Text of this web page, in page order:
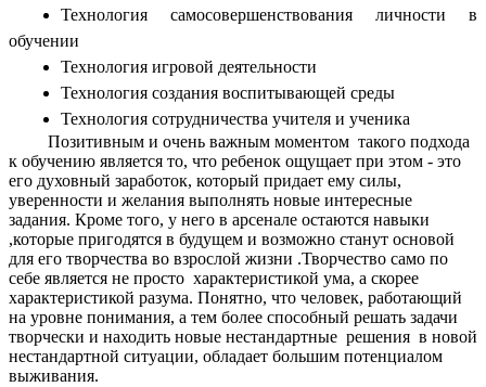
Технология самосовершенствования личности в
обучении
Технология игровой деятельности
Технология создания воспитывающей среды
Технология сотрудничества учителя и ученика
Позитивным и очень важным моментом такого подхода
к обучению является то, что ребенок ощущает при этом - это
его духовный заработок, который придает ему силы,
уверенности и желания выполнять новые интересные
задания. Кроме того, у него в арсенале остаются навыки
,которые пригодятся в будущем и возможно станут основой
для его творчества во взрослой жизни .Творчество само по
себе является не просто характеристикой ума, а скорее
характеристикой разума. Понятно, что человек, работающий
на уровне понимания, а тем более способный решать задачи
творчески и находить новые нестандартные решения в новой
нестандартной ситуации, обладает большим потенциалом
выживания.